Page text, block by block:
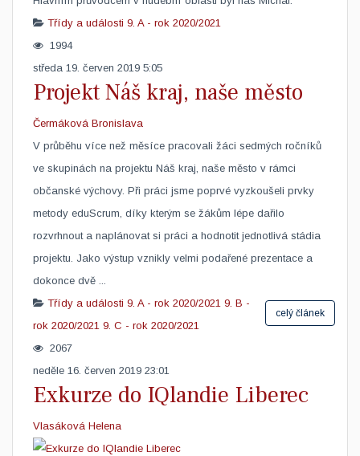
Třídy a události 9. A - rok 2020/2021
1994
středa 19. červen 2019 5:05
Projekt Náš kraj, naše město
Čermáková Bronislava
V průběhu více než měsíce pracovali žáci sedmých ročníků
ve skupinách na projektu Náš kraj, naše město v rámci
občanské výchovy. Při práci jsme poprvé vyzkoušeli prvky
metody eduScrum, díky kterým se žákům lépe dařilo
rozvrhnout a naplánovat si práci a hodnotit jednotlivá stádia
projektu. Jako výstup vznikly velmi podařené prezentace a
dokonce dvě ...
celý článek
Třídy a události 9. A - rok 2020/2021 9. B -
rok 2020/2021 9. C - rok 2020/2021
2067
neděle 16. červen 2019 23:01
Exkurze do IQlandie Liberec
Vlasáková Helena